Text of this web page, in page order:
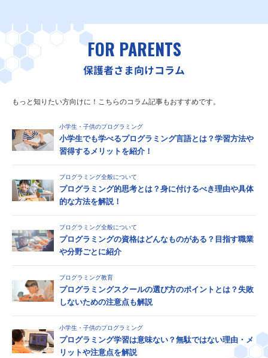
FOR PARENTS
保護者さま向けコラム
もっと知りたい方向けに！こちらのコラム記事もおすすめです。
小学生・子供のプログラミング
小学生でも学べるプログラミング言語とは？学習方法や
習得するメリットを紹介！
プログラミング全般について
プログラミング的思考とは？身に付けるべき理由や具体
的な方法を解説！
プログラミング全般について
プログラミングの資格はどんなものがある？目指す職業
や分野ごとに紹介
プログラミング教育
プログラミングスクールの選び方のポイントとは？失敗
しないための注意点も解説
小学生・子供のプログラミング
プログラミング学習は意味ない？無駄ではない理由・メ
リットや注意点を解説